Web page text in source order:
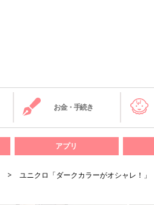
お金・手続き
アプリ
ユニクロ「ダークカラーがオシャレ！